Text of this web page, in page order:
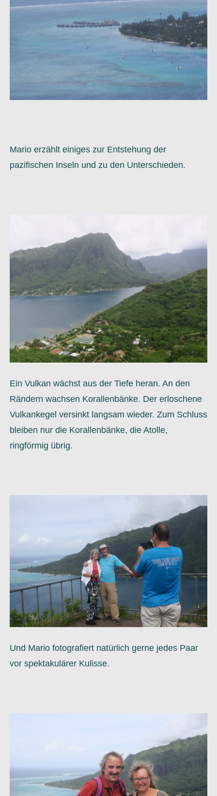
Mario erzählt einiges zur Entstehung der
pazifischen Inseln und zu den Unterschieden.
Ein Vulkan wächst aus der Tiefe heran. An den
Rändern wachsen Korallenbänke. Der erloschene
Vulkankegel versinkt langsam wieder. Zum Schluss
bleiben nur die Korallenbänke, die Atolle,
ringförmig übrig.
Und Mario fotografiert natürlich gerne jedes Paar
vor spektakulärer Kulisse.